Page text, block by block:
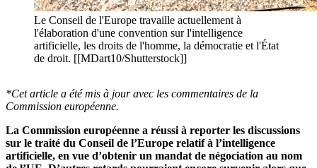
Le Conseil de l'Europe travaille actuellement à
l'élaboration d'une convention sur l'intelligence
artificielle, les droits de l'homme, la démocratie et l'État
de droit. [[MDart10/Shutterstock]]
*Cet article a été mis à jour avec les commentaires de la
Commission européenne.
La Commission européenne a réussi à reporter les discussions
sur le traité du Conseil de l’Europe relatif à l’intelligence
artificielle, en vue d’obtenir un mandat de négociation au nom